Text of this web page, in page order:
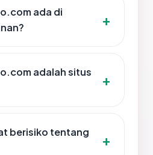
ada di
adalah situs
berisiko tentang